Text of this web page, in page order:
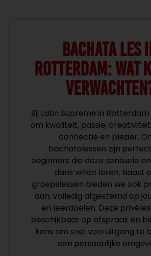
BACHATA LES
ROTTERDAM: WAT
Bij Latin Supreme in
om kwaliteit, passie,
connectie en plezier.
bachatalessen zijn
beginners die deze sensuele
dans willen leren. Naast
groepslessen bieden we ook
aan, volledig afgestemd op
en leerdoelen. Deze
beschikbaar op afspraak en
kans om snel vooruitgang te
een persoonlijke